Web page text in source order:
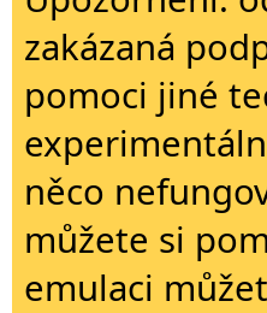
zakázaná
pomoci jiné
něco
můžete si
emulaci